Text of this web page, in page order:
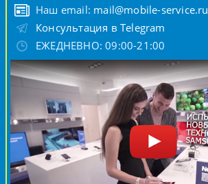
Наш email: mail@mobile-service.ru
Консультация в Telegram
ЕЖЕДНЕВНО: 09:00-21:00